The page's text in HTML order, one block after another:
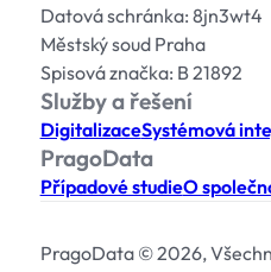
Datová schránka: 8jn3wt4
Městský soud Praha
Spisová značka: B 21892
Služby a řešení
DigitalizaceSystémová
PragoData
Případové studieO
PragoData © 2026,